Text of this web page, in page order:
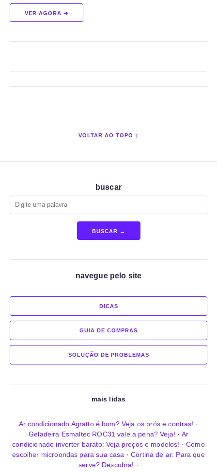
VER AGORA ➔
VOLTAR AO TOPO ↑
buscar
BUSCAR →
navegue pelo site
DICAS
GUIA DE COMPRAS
SOLUÇÃO DE PROBLEMAS
mais lidas
Ar condicionado Agratto é bom? Veja os prós e contras! ·
Geladeira Esmaltec ROC31 vale a pena? Veja! · Ar
condicionado inverter barato: Veja preços e modelos! ·Como
escolher microondas para sua casa ·Cortina de ar: Para que
serve? Descubra! ·